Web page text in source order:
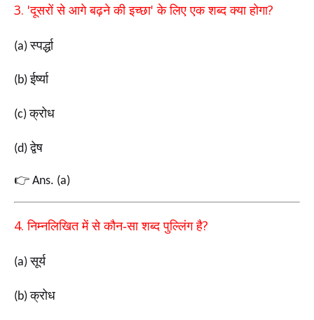
3. 'दूसरों से आगे बढ़ने की इच्छा'के लिए एक शब्द क्या होगा?
(a)स्पर्द्धा
(b)ईर्ष्या
(c)क्रोध
(d)द्वेष
👉 Ans. (a)
4.निम्नलिखित में से कौन-सा शब्द पुल्लिंग है?
(a)सूर्य
(b)क्रोध